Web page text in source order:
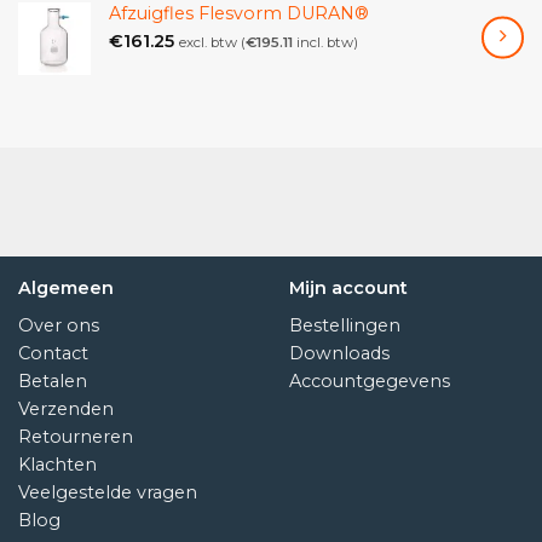
natuurlijke oliën en kan het hout jarenlang
beschermen.
Natuurlijk: Het is een natuurlijk product en bevat geen
Uiterlijk: lichtgele tot amberkleurige kleur
Geur: Milde, nootachtige geur
Viscositeit: Dik en stroperig
Vlampunt: >110°
Dichtheid: 0,937 g/ml bij 25°C
Brekingsindex: 1,52 (20°C)
Vetzuursamenstelling: 70% oliezuur / 20% linolzuur / 10%
Afzuigfles Flesvorm DURAN®
€161.25 excl. btw (€195.11 incl. btw)
Algemeen
Over ons
Contact
Betalen
Verzenden
Retourneren
Klachten
Veelgestelde vragen
Blog
Mijn account
Bestellingen
Downloads
Accountgegevens